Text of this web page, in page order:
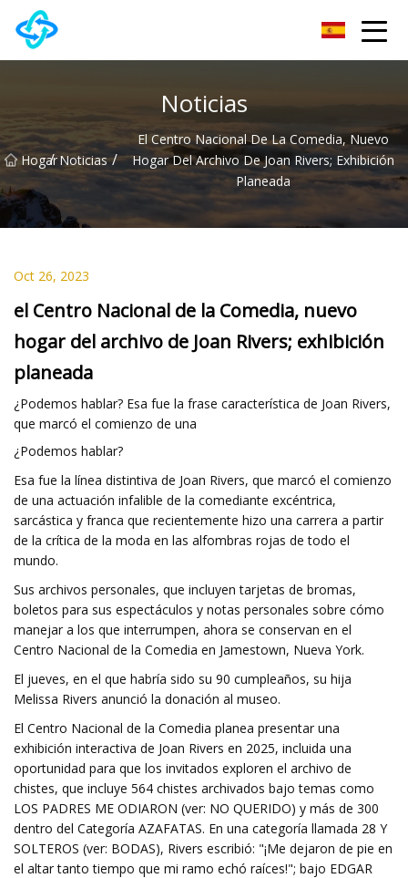
Noticias
Hogar
/ Noticias /
El Centro Nacional De La Comedia, Nuevo
Hogar Del Archivo De Joan Rivers; Exhibición
Planeada
Oct 26, 2023
el Centro Nacional de la Comedia, nuevo
hogar del archivo de Joan Rivers; exhibición
planeada
¿Podemos hablar? Esa fue la frase característica de Joan Rivers,
que marcó el comienzo de una
¿Podemos hablar?
Esa fue la línea distintiva de Joan Rivers, que marcó el comienzo
de una actuación infalible de la comediante excéntrica,
sarcástica y franca que recientemente hizo una carrera a partir
de la crítica de la moda en las alfombras rojas de todo el
mundo.
Sus archivos personales, que incluyen tarjetas de bromas,
boletos para sus espectáculos y notas personales sobre cómo
manejar a los que interrumpen, ahora se conservan en el
Centro Nacional de la Comedia en Jamestown, Nueva York.
El jueves, en el que habría sido su 90 cumpleaños, su hija
Melissa Rivers anunció la donación al museo.
El Centro Nacional de la Comedia planea presentar una
exhibición interactiva de Joan Rivers en 2025, incluida una
oportunidad para que los invitados exploren el archivo de
chistes, que incluye 564 chistes archivados bajo temas como
LOS PADRES ME ODIARON (ver: NO QUERIDO) y más de 300
dentro del Categoría AZAFATAS. En una categoría llamada 28 Y
SOLTEROS (ver: BODAS), Rivers escribió: "¡Me dejaron de pie en
el altar tanto tiempo que mi ramo echó raíces!"; bajo EDGAR